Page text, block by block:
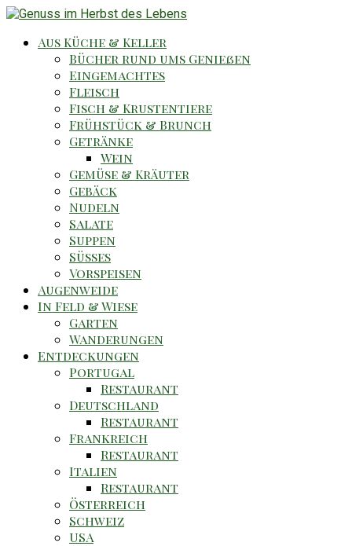
Aus Küche & Keller
Bücher rund ums Genießen
Eingemachtes
Fleisch
Fisch & Krustentiere
Frühstück & Brunch
Getränke
Wein
Gemüse & Kräuter
Gebäck
Nudeln
Salate
Suppen
Süsses
Vorspeisen
Augenweide
In Feld & Wiese
Garten
Wanderungen
Entdeckungen
Portugal
Restaurant
Deutschland
Restaurant
Frankreich
Restaurant
Italien
Restaurant
Österreich
Schweiz
USA